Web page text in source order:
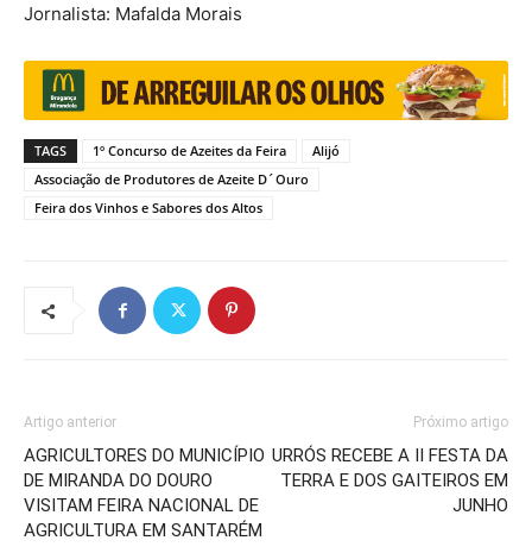
Jornalista: Mafalda Morais
TAGS 1º Concurso de Azeites da Feira
Alijó
Associação de Produtores de Azeite D´Ouro
Feira dos Vinhos e Sabores dos Altos
Artigo anterior
AGRICULTORES DO MUNICÍPIO
DE MIRANDA DO DOURO
VISITAM FEIRA NACIONAL DE
AGRICULTURA EM SANTARÉM
Próximo artigo
URRÓS RECEBE A II FESTA DA
TERRA E DOS GAITEIROS EM
JUNHO